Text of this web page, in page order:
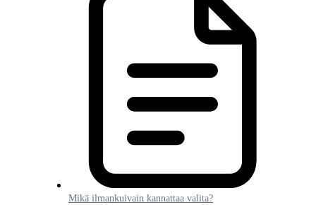
Mikä ilmankuivain kannattaa valita?